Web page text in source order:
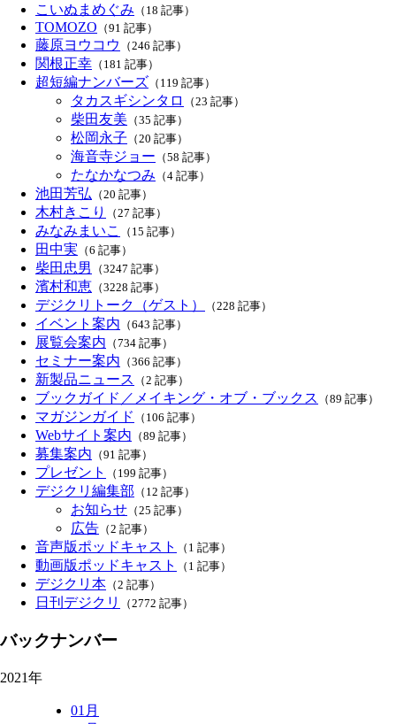
こいぬまめぐみ （18 記事）
TOMOZO （91 記事）
藤原ヨウコウ （246 記事）
関根正幸 （181 記事）
超短編ナンバーズ （119 記事）
タカスギシンタロ （23 記事）
柴田友美 （35 記事）
松岡永子 （20 記事）
海音寺ジョー （58 記事）
たなかなつみ （4 記事）
池田芳弘 （20 記事）
木村きこり （27 記事）
みなみまいこ （15 記事）
田中実 （6 記事）
柴田忠男 （3247 記事）
濱村和恵 （3228 記事）
デジクリトーク（ゲスト） （228 記事）
イベント案内 （643 記事）
展覧会案内 （734 記事）
セミナー案内 （366 記事）
新製品ニュース （2 記事）
ブックガイド／メイキング・オブ・ブックス （89 記事）
マガジンガイド （106 記事）
Webサイト案内 （89 記事）
募集案内 （91 記事）
プレゼント （199 記事）
デジクリ編集部 （12 記事）
お知らせ （25 記事）
広告 （2 記事）
音声版ポッドキャスト （1 記事）
動画版ポッドキャスト （1 記事）
デジクリ本 （2 記事）
日刊デジクリ （2772 記事）
バックナンバー
2021年
01月